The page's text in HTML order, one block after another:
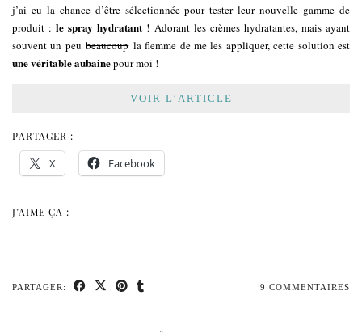
j’ai eu la chance d’être sélectionnée pour tester leur nouvelle gamme de
produit :le spray hydratant ! Adorant les crèmes hydratantes, mais ayant
souvent un peubeaucoupla flemme de me les appliquer, cette solution est
une véritable aubainepour moi !
VOIR L’ARTICLE
PARTAGER :
X Facebook
J’AIME ÇA :
PARTAGER: 9 COMMENTAIRES